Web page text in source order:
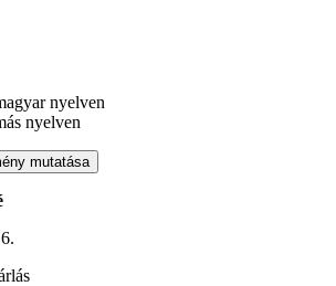
nyelven
nyelven
mutatása